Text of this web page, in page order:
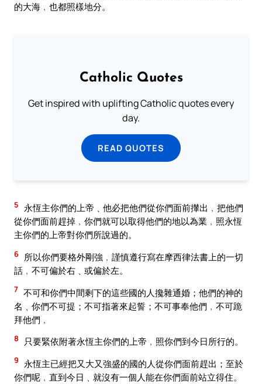
的大海﹐也都照樣地分。
Catholic Quotes
Get inspired with uplifting Catholic quotes every
day.
READ QUOTES
5
永恆主你們的上帝﹑他必把他們從你們面前攆出﹐把他們
從你們面前趕掉﹐你們就可以取得他們的地以為業﹐照永恆
主你們的上帝對你們所說過的。
6 所以你們要格外剛強﹐謹慎遵行寫在摩西律法書上的一切
話﹐不可偏於右﹑或偏於左。
7 不可和你們中間剩下的這些國的人攙雜通婚；他們的神的
名﹑你們不可提；不可指著來起誓；不可事奉他們﹐不可跪
拜他們﹐
8 只要緊依附著永恆主你們的上帝﹐照你們到今日所行的。
9
永恆主已經把又大又強盛的國的人從你們面前趕出；至於
你們呢﹐直到今日﹑就沒有一個人能在你們面前站立得住。